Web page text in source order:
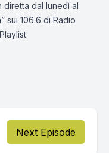
diretta dal lunedì al
sui 106.6 di Radio
Next Episode